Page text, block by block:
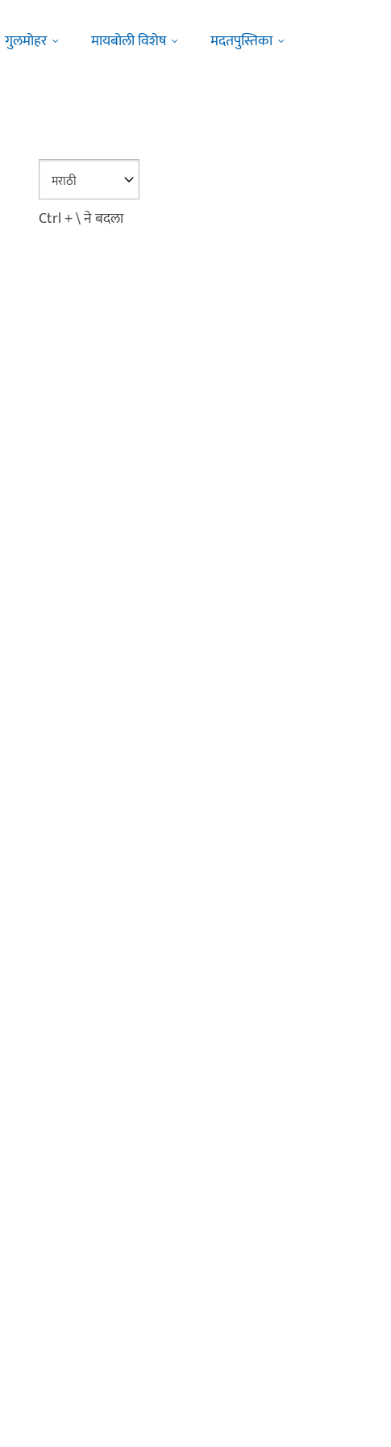
गुलमोहर मायबोली विशेष मदतपुस्तिका
Ctrl + \ ने बदला